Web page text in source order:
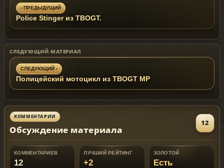
‹ ПРЕДЫДУЩИЙ
Police Stinger из TBOGT.
СЛЕДУЮЩИЙ МАТЕРИАЛ
СЛЕДУЮЩИЙ ›
Полицейский мотоцикл из TBOGT MP
КОММЕНТАРИИ
Обсуждение материала
12
КОММЕНТАРИЕВ
12
ЛУЧШИЙ РЕЙТИНГ
+2
ЗОЛОТОЙ
Есть